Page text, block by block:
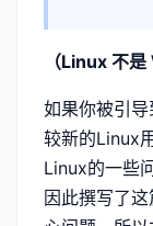
（Linux 不
如果你被引
较新的Linux
Linux的一些
因此撰写了